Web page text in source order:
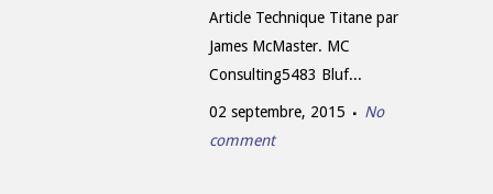
Article Technique Titane par
James McMaster. MC
Consulting5483 Bluf...
02 septembre, 2015
No
comment